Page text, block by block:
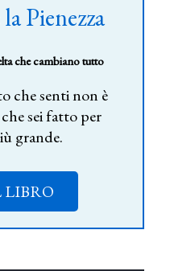
Pienezza
che cambiano tutto
che senti non è
sei fatto per
grande.
LIBRO